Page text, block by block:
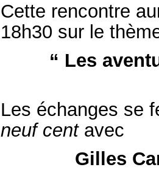
Cette rencontre
18h30 sur le
“ Les
Les échanges se
neuf centavec
Gilles